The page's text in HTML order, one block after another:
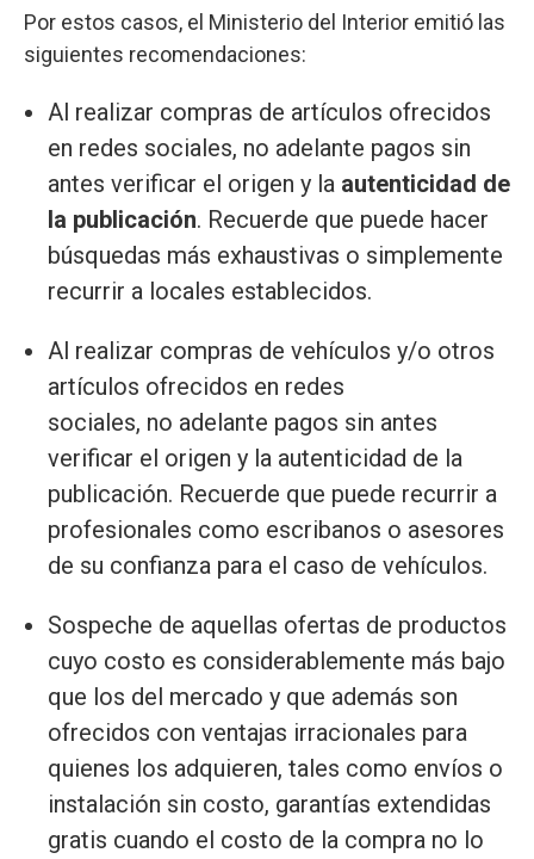
Por estos casos, el Ministerio del Interior emitió las
siguientes recomendaciones:
Al realizar compras de artículos ofrecidos
en redes sociales, no adelante pagos sin
antes verificar el origen y la autenticidad de
la publicación. Recuerde que puede hacer
búsquedas más exhaustivas o simplemente
recurrir a locales establecidos.
Al realizar compras de vehículos y/o otros
artículos ofrecidos en redes
sociales, no adelante pagos sin antes
verificar el origen y la autenticidad de la
publicación. Recuerde que puede recurrir a
profesionales como escribanos o asesores
de su confianza para el caso de vehículos.
Sospeche de aquellas ofertas de productos
cuyo costo es considerablemente más bajo
que los del mercado y que además son
ofrecidos con ventajas irracionales para
quienes los adquieren, tales como envíos o
instalación sin costo, garantías extendidas
gratis cuando el costo de la compra no lo